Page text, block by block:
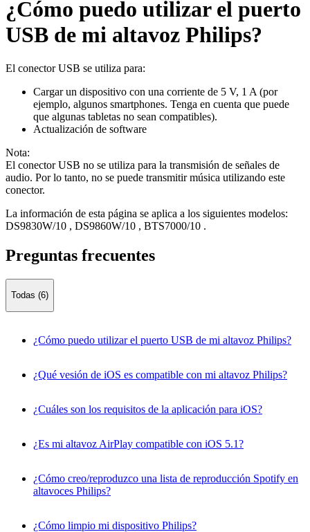
¿Cómo puedo utilizar el puerto
USB de mi altavoz Philips?
El conector USB se utiliza para:
Cargar un dispositivo con una corriente de 5 V, 1 A (por
ejemplo, algunos smartphones. Tenga en cuenta que puede
que algunas tabletas no sean compatibles).
Actualización de software
Nota:
El conector USB no se utiliza para la transmisión de señales de
audio. Por lo tanto, no se puede transmitir música utilizando este
conector.
La información de esta página se aplica a los siguientes modelos:
DS9830W/10 , DS9860W/10 , BTS7000/10 .
Preguntas frecuentes
Todas (6)
¿Cómo puedo utilizar el puerto USB de mi altavoz Philips?
¿Qué vesión de iOS es compatible con mi altavoz Philips?
¿Cuáles son los requisitos de la aplicación para iOS?
¿Es mi altavoz AirPlay compatible con iOS 5.1?
¿Cómo creo/reproduzco una lista de reproducción Spotify en
altavoces Philips?
¿Cómo limpio mi dispositivo Philips?